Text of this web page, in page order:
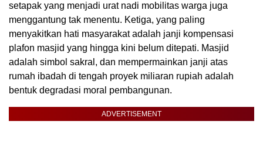
setapak yang menjadi urat nadi mobilitas warga juga
menggantung tak menentu. Ketiga, yang paling
menyakitkan hati masyarakat adalah janji kompensasi
plafon masjid yang hingga kini belum ditepati. Masjid
adalah simbol sakral, dan mempermainkan janji atas
rumah ibadah di tengah proyek miliaran rupiah adalah
bentuk degradasi moral pembangunan.
ADVERTISEMENT